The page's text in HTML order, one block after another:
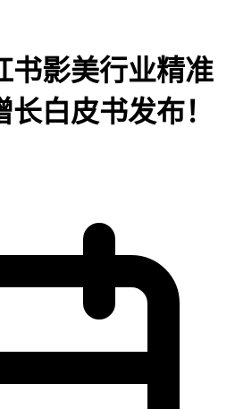
书影美行业精准
白皮书发布！